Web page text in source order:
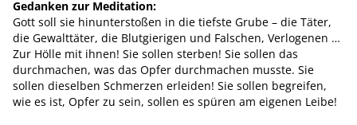
Gedanken zur Meditation:
Gott soll sie hinunterstoßen in die tiefste Grube – die Täter,
die Gewalttäter, die Blutgierigen und Falschen, Verlogenen …
Zur Hölle mit ihnen! Sie sollen sterben! Sie sollen das
durchmachen, was das Opfer durchmachen musste. Sie
sollen dieselben Schmerzen erleiden! Sie sollen begreifen,
wie es ist, Opfer zu sein, sollen es spüren am eigenen Leibe!